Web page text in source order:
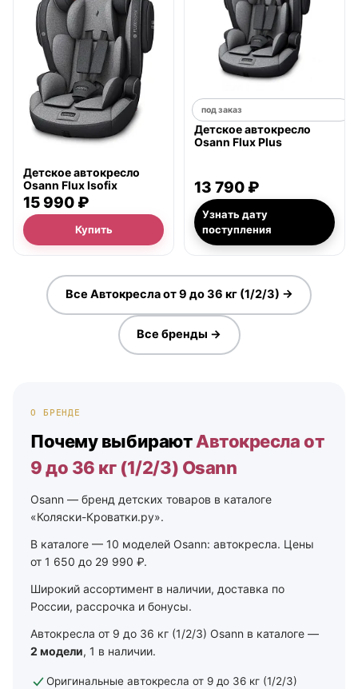
Детское автокресло
Osann Flux Isofix
15 990 ₽
Купить
под заказ
Детское автокресло
Osann Flux Plus
13 790 ₽
Узнать дату
поступления
Все Автокресла от 9 до 36 кг (1/2/3) →
Все бренды →
О БРЕНДЕ
Почему выбираютАвтокресла от
9 до 36 кг (1/2/3) Osann
Osann — бренд детских товаров в каталоге
«Коляски-Кроватки.ру».
В каталоге — 10 моделей Osann: автокресла. Цены
от 1 650 до 29 990 ₽.
Широкий ассортимент в наличии, доставка по
России, рассрочка и бонусы.
Автокресла от 9 до 36 кг (1/2/3) Osann в каталоге —
2 модели, 1 в наличии.
Оригинальные автокресла от 9 до 36 кг (1/2/3)